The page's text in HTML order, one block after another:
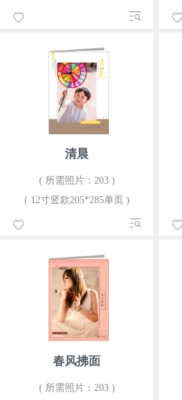
清晨
( 所需照片：203 )
( 12寸竖款205*285单页 )
春风拂面
( 所需照片：203 )